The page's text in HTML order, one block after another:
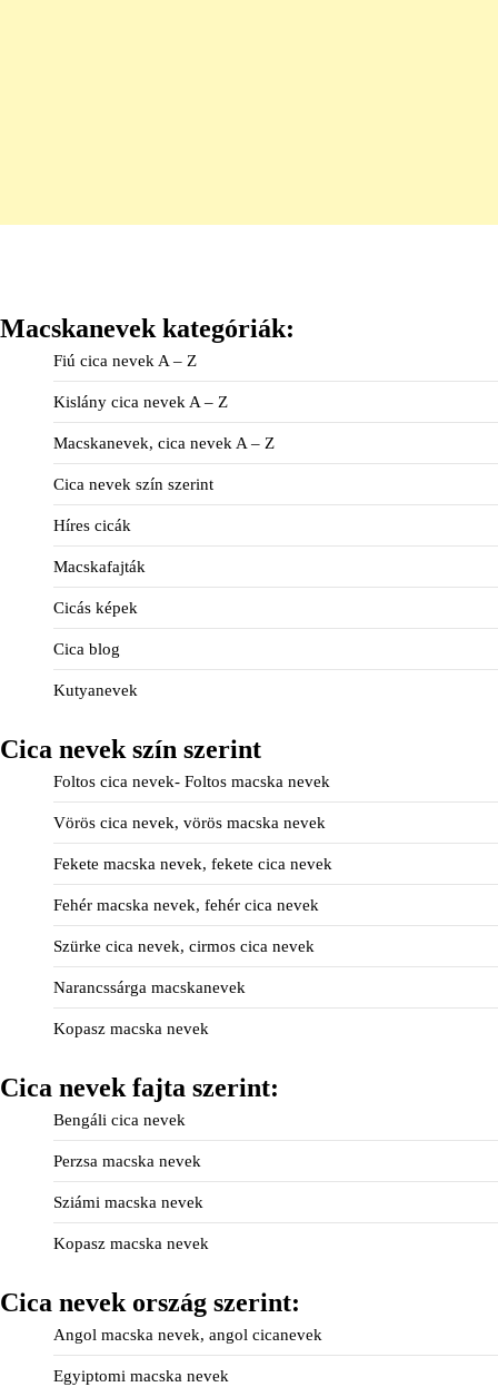
Macskanevek kategóriák:
Fiú cica nevek A – Z
Kislány cica nevek A – Z
Macskanevek, cica nevek A – Z
Cica nevek szín szerint
Híres cicák
Macskafajták
Cicás képek
Cica blog
Kutyanevek
Cica nevek szín szerint
Foltos cica nevek- Foltos macska nevek
Vörös cica nevek, vörös macska nevek
Fekete macska nevek, fekete cica nevek
Fehér macska nevek, fehér cica nevek
Szürke cica nevek, cirmos cica nevek
Narancssárga macskanevek
Kopasz macska nevek
Cica nevek fajta szerint:
Bengáli cica nevek
Perzsa macska nevek
Sziámi macska nevek
Kopasz macska nevek
Cica nevek ország szerint:
Angol macska nevek, angol cicanevek
Egyiptomi macska nevek